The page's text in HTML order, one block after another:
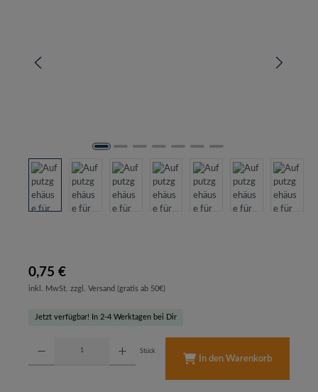
0,75 €
inkl. MwSt. zzgl. Versand (gratis ab 50€)
Jetzt verfügbar! In 2-4 Werktagen bei Dir
Stück
In den Warenkorb